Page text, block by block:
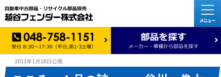
2011年1月18日公開